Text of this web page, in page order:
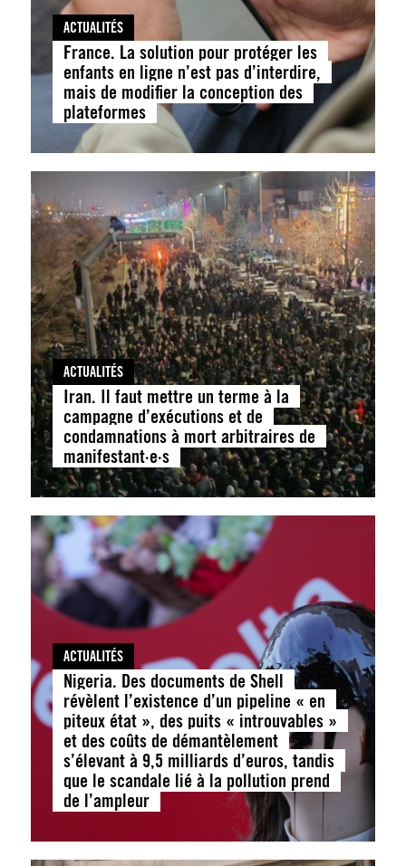
ACTUALITÉS
France. La solution pour protéger les
enfants en ligne n’est pas d’interdire,
mais de modifier la conception des
plateformes
ACTUALITÉS
Iran. Il faut mettre un terme à la
campagne d’exécutions et de
condamnations à mort arbitraires de
manifestant·e·s
ACTUALITÉS
Nigeria. Des documents de Shell
révèlent l’existence d’un pipeline « en
piteux état », des puits « introuvables »
et des coûts de démantèlement
s’élevant à 9,5 milliards d’euros, tandis
que le scandale lié à la pollution prend
de l’ampleur